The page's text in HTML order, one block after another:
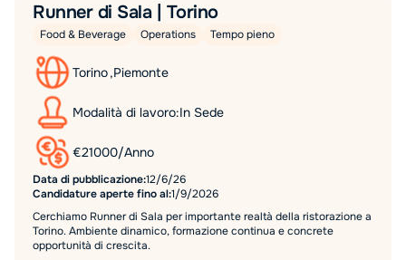
Runner di Sala | Torino
Food & Beverage Operations Tempo pieno
Torino,Piemonte
Modalità di lavoro:In Sede
€21000/Anno
Data di pubblicazione:12/6/26
Candidature aperte fino al:1/9/2026
Cerchiamo Runner di Sala per importante realtà della ristorazione a
Torino. Ambiente dinamico, formazione continua e concrete
opportunità di crescita.